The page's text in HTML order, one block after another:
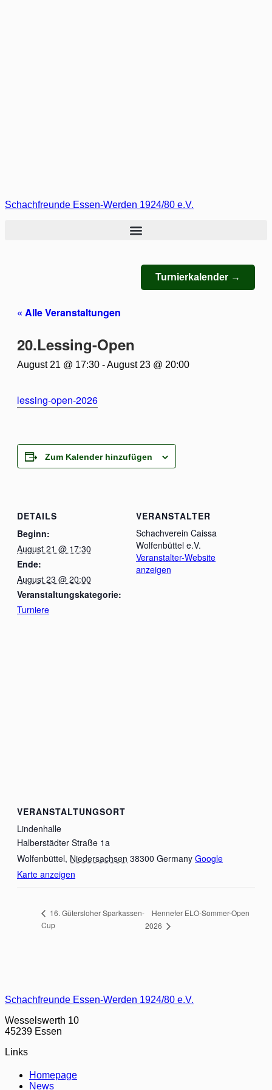
Schachfreunde Essen-Werden 1924/80 e.V.
Turnierkalender →
« Alle Veranstaltungen
20.Lessing-Open
August 21 @ 17:30 -August 23 @ 20:00
lessing-open-2026
Zum Kalender hinzufügen
DETAILS
Beginn:
August 21 @ 17:30
Ende:
August 23 @ 20:00
Veranstaltungskategorie:
Turniere
VERANSTALTER
Schachverein Caissa
Wolfenbüttel e.V.
Veranstalter-Website
anzeigen
VERANSTALTUNGSORT
Lindenhalle
Halberstädter Straße 1a
Wolfenbüttel, Niedersachsen 38300 Germany Google
Karte anzeigen
16. Gütersloher Sparkassen-
Cup
Hennefer ELO-Sommer-Open
2026
Schachfreunde Essen-Werden 1924/80 e.V.
Wesselswerth 10
45239 Essen
Links
Homepage
News